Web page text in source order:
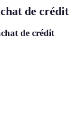
de crédit
de crédit